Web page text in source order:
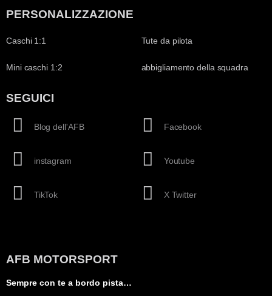
PERSONALIZZAZIONE
Caschi 1:1
Mini caschi 1:2
Tute da pilota
abbigliamento della squadra
SEGUICI
Blog dell'AFB
instagram
TikTok
Facebook
Youtube
X Twitter
AFB MOTORSPORT
Sempre con te a bordo pista…